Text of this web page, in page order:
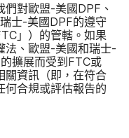
們​對​歐盟-美國DPF 、​
士-美國DPF的​遵守​
」​）​的​管轄。​如果​
法、​歐盟-美國​和​瑞士-
的​擴展​而​受到FTC或​
關​資訊​（即，​在​符合​
何​合規​或​評估​報告​的​